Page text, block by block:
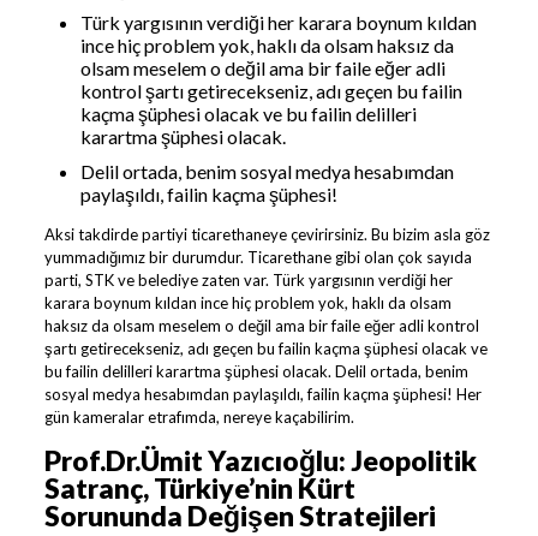
Türk yargısının verdiği her karara boynum kıldan
ince hiç problem yok, haklı da olsam haksız da
olsam meselem o değil ama bir faile eğer adli
kontrol şartı getirecekseniz, adı geçen bu failin
kaçma şüphesi olacak ve bu failin delilleri
karartma şüphesi olacak.
Delil ortada, benim sosyal medya hesabımdan
paylaşıldı, failin kaçma şüphesi!
Aksi takdirde partiyi ticarethaneye çevirirsiniz. Bu bizim asla göz
yummadığımız bir durumdur. Ticarethane gibi olan çok sayıda
parti, STK ve belediye zaten var. Türk yargısının verdiği her
karara boynum kıldan ince hiç problem yok, haklı da olsam
haksız da olsam meselem o değil ama bir faile eğer adli kontrol
şartı getirecekseniz, adı geçen bu failin kaçma şüphesi olacak ve
bu failin delilleri karartma şüphesi olacak. Delil ortada, benim
sosyal medya hesabımdan paylaşıldı, failin kaçma şüphesi! Her
gün kameralar etrafımda, nereye kaçabilirim.
Prof.Dr.Ümit Yazıcıoğlu: Jeopolitik
Satranç, Türkiye’nin Kürt
Sorununda Değişen Stratejileri